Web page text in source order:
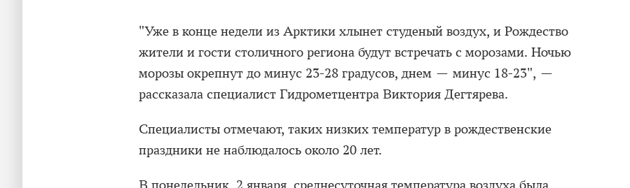
"Уже в конце недели из Арктики хлынет студеный воздух, и Рождество
жители и гости столичного региона будут встречать с морозами. Ночью
морозы окрепнут до минус 23-28 градусов, днем — минус 18-23", —
рассказала специалист Гидрометцентра Виктория Дегтярева.
Специалисты отмечают, таких низких температур в рождественские
праздники не наблюдалось около 20 лет.